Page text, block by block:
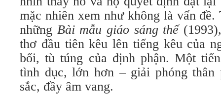
mặc nhiên xem như không là vấn
những Bài mẫu giáo sáng thế
thơ đầu tiên kêu lên tiếng kêu của
bối, tù túng của định phận. Một
tình dục, lớn hơn – giải phóng thân
sắc, đầy âm vang.